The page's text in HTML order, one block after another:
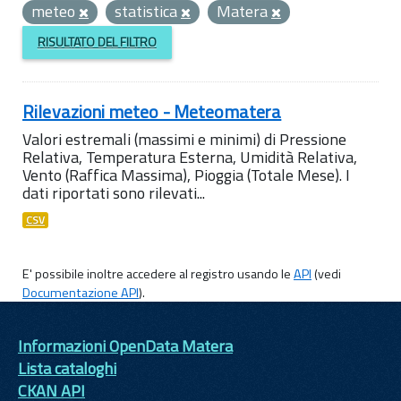
meteo
statistica Matera
RISULTATO DEL FILTRO
Rilevazioni meteo - Meteomatera
Valori estremali (massimi e minimi) di Pressione
Relativa, Temperatura Esterna, Umidità Relativa,
Vento (Raffica Massima), Pioggia (Totale Mese). I
dati riportati sono rilevati...
CSV
E' possibile inoltre accedere al registro usando leAPI(vedi
Documentazione API).
Informazioni OpenData Matera
Lista cataloghi
CKAN API